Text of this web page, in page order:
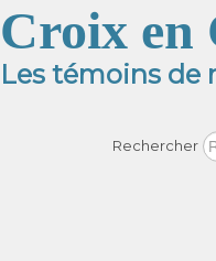
Croix en
Les témoins de
Rechercher